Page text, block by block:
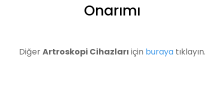
Onarımı
DiğerArtroskopi Cihazları için burayatıklayın.